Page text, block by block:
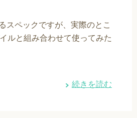
スペックですが、実際のとこ
ルと組み合わせて使ってみた
続きを読む